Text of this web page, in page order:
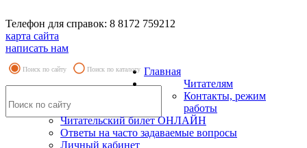
Телефон для справок: 8 8172 759212
карта сайта
написать нам
Поиск по сайту Поиск по каталогу Главная
Читателям
Контакты, режим
работы
Читательский билет ОНЛАЙН
Ответы на часто задаваемые вопросы
Личный кабинет